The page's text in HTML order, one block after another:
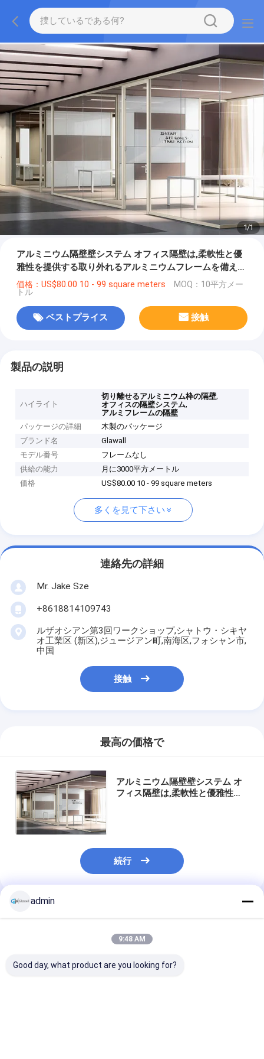
1/1
アルミニウム隔壁壁システム オフィス隔壁は,柔軟性と優
雅性を提供する取り外れるアルミニウムフレームを備えて
います
価格：US$80.00 10 - 99 square meters MOQ：10平方メー
トル
ベストプライス 接触
製品の説明
ハイライト
切り離せるアルミニウム枠の隔壁,
オフィスの隔壁システム,
アルミフレームの隔壁
パッケージの詳細
木製のパッケージ
ブランド名
Glawall
モデル番号
フレームなし
供給の能力
月に3000平方メートル
価格
US$80.00 10 - 99 square meters
多くを見て下さい
連絡先の詳細
Mr. Jake Sze
+8618814109743
ルザオシアン第3回ワークショップ,シャトウ・シキヤ
オ工業区 (新区),ジュージアン町,南海区,フォシャン市,
中国
接触
最高の価格で
アルミニウム隔壁壁システム オ
フィス隔壁は,柔軟性と優雅性を
続行
admin
9:48 AM
Good day, what product are you looking for?